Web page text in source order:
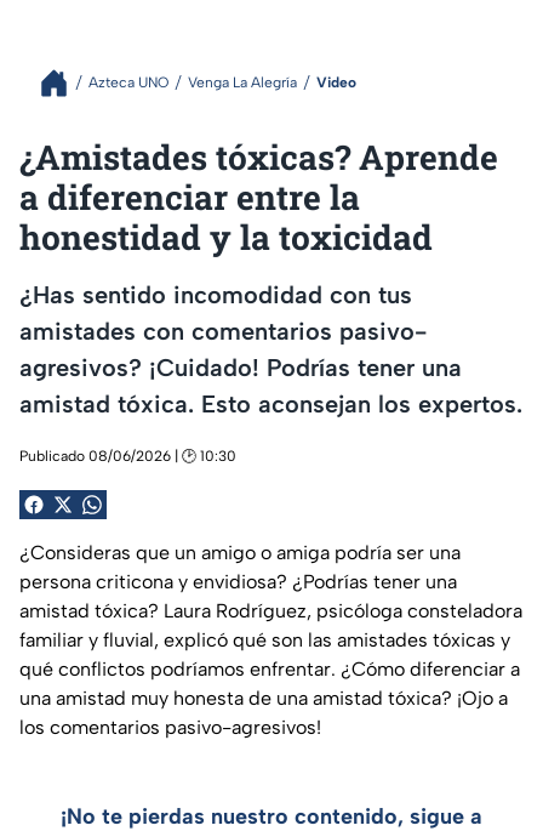
Azteca UNO Venga La Alegría Video
¿Amistades tóxicas? Aprende
a diferenciar entre la
honestidad y la toxicidad
¿Has sentido incomodidad con tus
amistades con comentarios pasivo-
agresivos? ¡Cuidado! Podrías tener una
amistad tóxica. Esto aconsejan los expertos.
Publicado 08/06/2026 | 🕑 10:30
¿Consideras que un amigo o amiga podría ser una
persona criticona y envidiosa? ¿Podrías tener una
amistad tóxica? Laura Rodríguez, psicóloga consteladora
familiar y fluvial, explicó qué son las amistades tóxicas y
qué conflictos podríamos enfrentar. ¿Cómo diferenciar a
una amistad muy honesta de una amistad tóxica? ¡Ojo a
los comentarios pasivo-agresivos!
¡No te pierdas nuestro contenido, sigue a